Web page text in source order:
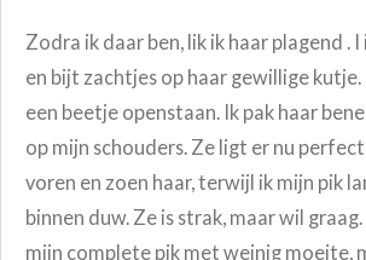
Zodra ik daar ben, lik ik haar plagend .
en bijt zachtjes op haar gewillige kutje.
een beetje openstaan. Ik pak haar
op mijn schouders. Ze ligt er nu
voren en zoen haar, terwijl ik mijn pik
binnen duw. Ze is strak, maar wil
mijn complete pik met weinig moeite,